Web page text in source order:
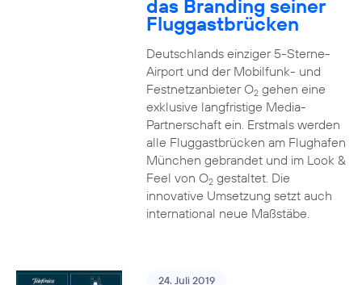
das Branding seiner
Fluggastbrücken
Deutschlands einziger 5-Sterne-
Airport und der Mobilfunk- und
Festnetzanbieter O2gehen eine
exklusive langfristige Media-
Partnerschaft ein. Erstmals werden
alle Fluggastbrücken am Flughafen
München gebrandet und im Look &
Feel von O2gestaltet. Die
innovative Umsetzung setzt auch
international neue Maßstäbe.
24. Juli 2019